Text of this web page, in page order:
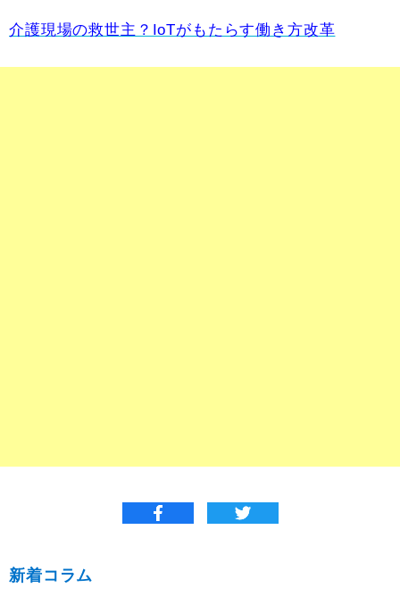
介護現場の救世主？IoTがもたらす働き方改革
新着コラム